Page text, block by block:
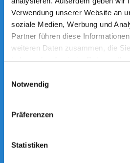
Verwendung unserer Website an
soziale Medien, Werbung und
Partner führen diese
weiteren Daten zusammen, die
Notwendig
Präferenzen
Statistiken
Entrümpelungen,
Mehr